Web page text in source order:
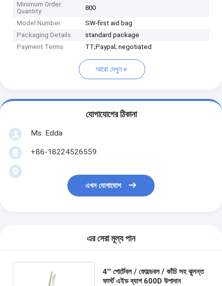
Minimum Order
Quantity
800
Model Number
SW-first aid bag
Packaging Details
standard package
Payment Terms
TT;Paypal; negotiated
আরো দেখুন
যোগাযোগের ঠিকানা
Ms. Edda
+86-18224526559
এখন যোগাযোগ
এর সেরা মূল্য পান
4'' পোর্টেবল / ফোল্ডেবল / কাঁচি সহ ঝুলন্ত
ফার্স্ট এইড ব্যাগ 600D উপাদান